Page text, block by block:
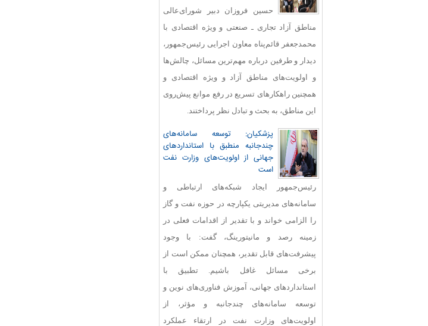
حسین فروزان دبیر شورای‌عالی
مناطق آزاد تجاری ـ صنعتی و ویژه اقتصادی با
محمدجعفر قائم‌پناه معاون اجرایی رئیس‌جمهور،
دیدار و طرفین درباره مهم‌ترین مسائل، چالش‌ها
و اولویت‌های مناطق آزاد و ویژه اقتصادی و
همچنین راهکارهای تسریع در رفع موانع پیش‌روی
این مناطق، به بحث و تبادل نظر پرداختند.
پزشکیان: توسعه سامانه‌های
چندجانبه منطبق با استانداردهای
جهانی از اولویت‌های وزارت نفت
است
رئیس‌جمهور ایجاد شبکه‌های ارتباطی و
سامانه‌های مدیریتی یکپارچه در حوزه نفت و گاز
را الزامی خواند و با تقدیر از اقدامات فعلی در
زمینه رصد و مانیتورینگ، گفت: با وجود
پیشرفت‌های قابل‌ تقدیر، همچنان ممکن است از
برخی مسائل غافل باشیم. تطبیق با
استانداردهای جهانی، آموزش فناوری‌های نوین و
توسعه سامانه‌های چندجانبه و مؤثر، از
اولویت‌های وزارت نفت در ارتقاء عملکرد